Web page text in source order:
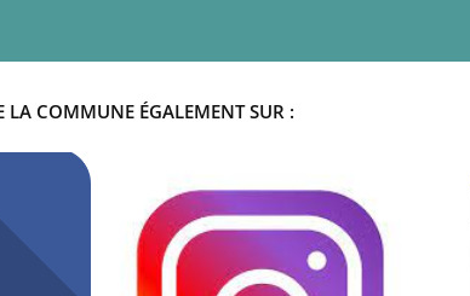
LA COMMUNE ÉGALEMENT SUR :